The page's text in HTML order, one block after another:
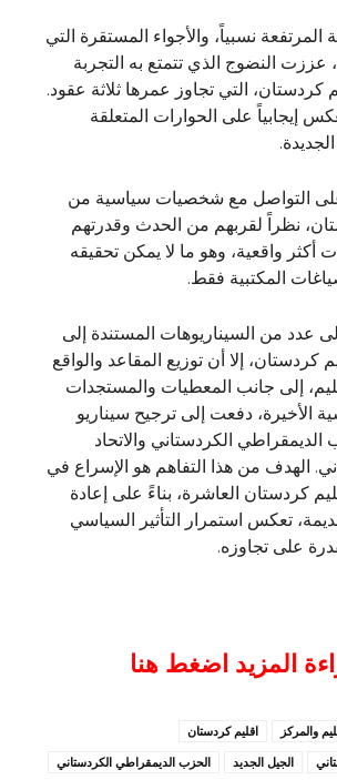
نسبياً، والأجواء المستقرة التي
عززت النضوج الذي تتمتع به التجربة
كردستان، التي تجاوز عمرها ثلاثة عقود.
إيجابياً على الحوارات المتعلقة
التواصل مع شخصيات سياسية من
نظراً لقربهم من الحدث وقدرتهم
أكثر واقعية، وهو ما لا يمكن تحقيقه
المكتبية فقط.
عدد من السيناريوهات المستندة إلى
كردستان، إلا أن توزيع المقاعد والواقع
إلى جانب المعطيات والمستجدات
الأخيرة، دفعت إلى ترجيح سيناريو
الديمقراطي الكردستاني والاتحاد
الهدف من هذا التفاهم هو الإسراع في
كردستان العاشرة، بناءً على إعادة
تعكس استمرار التأثير السياسي
على تجاوزه.
المزيد اضغط هنا
والمركز
اقليم كردستان
الجيل الجديد الحزب الديمقراطي الكردستاني